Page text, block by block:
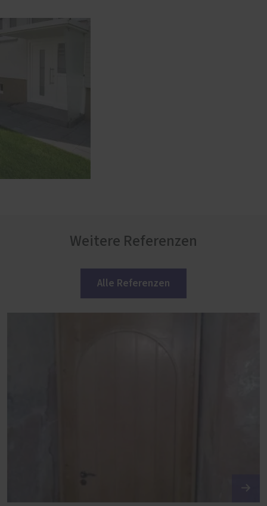
Weitere Referenzen
Alle Referenzen